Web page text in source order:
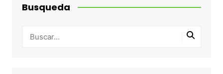
Busqueda